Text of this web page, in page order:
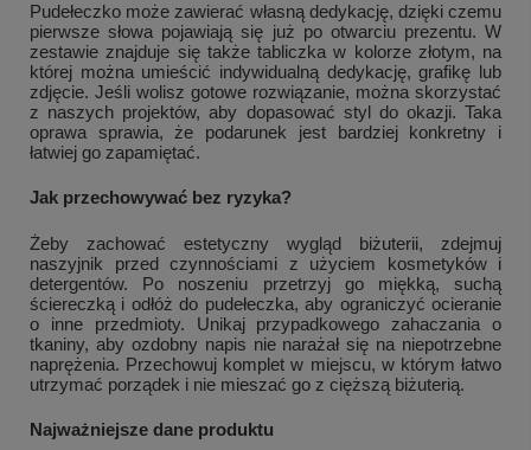
Pudełeczko może zawierać własną dedykację, dzięki czemu
pierwsze słowa pojawiają się już po otwarciu prezentu. W
zestawie znajduje się także tabliczka w kolorze złotym, na
której można umieścić indywidualną dedykację, grafikę lub
zdjęcie. Jeśli wolisz gotowe rozwiązanie, można skorzystać
z naszych projektów, aby dopasować styl do okazji. Taka
oprawa sprawia, że podarunek jest bardziej konkretny i
łatwiej go zapamiętać.
Jak przechowywać bez ryzyka?
Żeby zachować estetyczny wygląd biżuterii, zdejmuj
naszyjnik przed czynnościami z użyciem kosmetyków i
detergentów. Po noszeniu przetrzyj go miękką, suchą
ściereczką i odłóż do pudełeczka, aby ograniczyć ocieranie
o inne przedmioty. Unikaj przypadkowego zahaczania o
tkaniny, aby ozdobny napis nie narażał się na niepotrzebne
naprężenia. Przechowuj komplet w miejscu, w którym łatwo
utrzymać porządek i nie mieszać go z cięższą biżuterią.
Najważniejsze dane produktu